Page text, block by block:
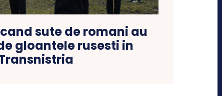
sute de romani au
gloantele rusesti in